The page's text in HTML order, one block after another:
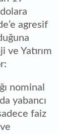
agresif
ve Yatırım
nominal
yabancı
faiz